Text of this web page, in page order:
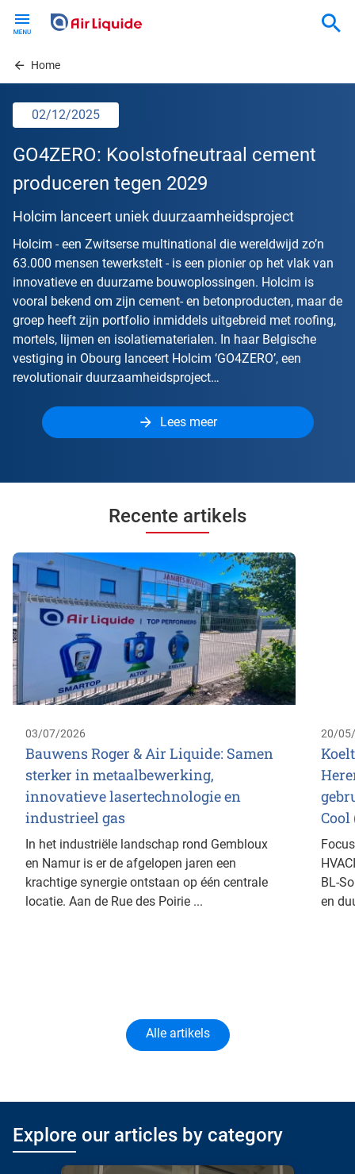
contentHome
02/12/2025
GO4ZERO: Koolstofneutraal cement
produceren tegen 2029
Holcim lanceert uniek duurzaamheidsproject
Holcim - een Zwitserse multinational die wereldwijd zo’n
63.000 mensen tewerkstelt - is een pionier op het vlak van
innovatieve en duurzame bouwoplossingen. Holcim is
vooral bekend om zijn cement- en betonproducten, maar de
groep heeft zijn portfolio inmiddels uitgebreid met roofing,
mortels, lijmen en isolatiematerialen. In haar Belgische
vestiging in Obourg lanceert Holcim ‘GO4ZERO’, een
revolutionair duurzaamheidsproject…
Lees meer
Recente artikels
03/07/2026
Bauwens Roger & Air Liquide: Samen
sterker in metaalbewerking,
innovatieve lasertechnologie en
industrieel gas
In het industriële landschap rond Gembloux
en Namur is er de afgelopen jaren een
krachtige synergie ontstaan op één centrale
locatie. Aan de Rue des Poirie ...
20/
BL-
en
Alle artikels
Explore our articles by category